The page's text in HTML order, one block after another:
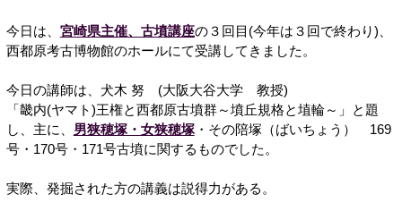
今日は、 宮崎県主催、古墳講座の３回目(今年は３回で終わり)、
西都原考古博物館のホールにて受講してきました。
今日の講師は、犬木 努 (大阪大谷大学 教授)
「畿内(ヤマト)王権と西都原古墳群～墳丘規格と埴輪～」と題
し、主に、 男狭穂塚・女狭穂塚・その陪塚（ばいちょう） 169
号・170号・171号古墳に関するものでした。
実際、発掘された方の講義は説得力がある。